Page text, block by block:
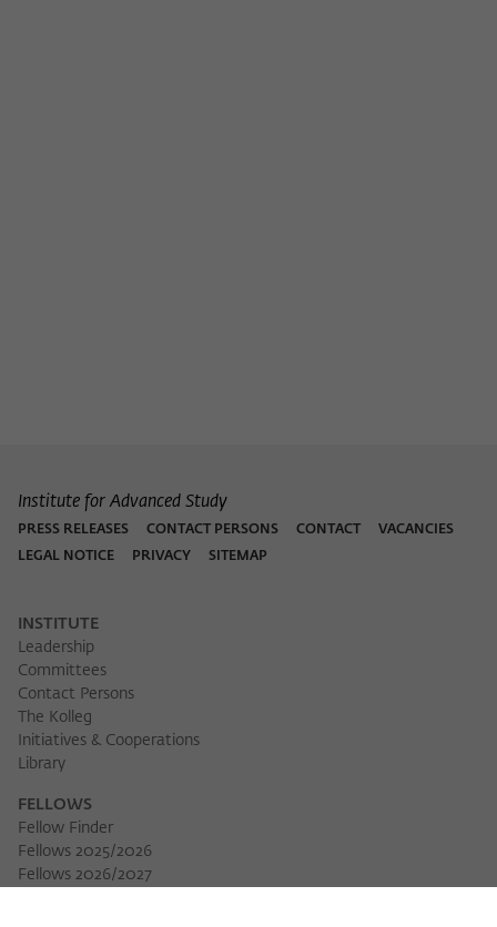
Institute for Advanced Study
PRESS RELEASES CONTACT PERSONS CONTACT
VACANCIES
LEGAL NOTICE
PRIVACY SITEMAP
INSTITUTE
Leadership
Committees
Contact Persons
The Kolleg
Initiatives & Cooperations
Library
FELLOWS
Fellow Finder
Fellows 2025/2026
Fellows 2026/2027